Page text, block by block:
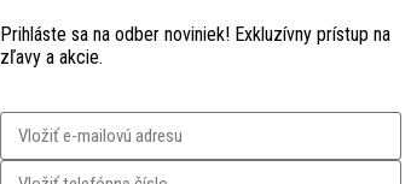
Prihláste sa na odber noviniek! Exkluzívny prístup na
zľavy a akcie.